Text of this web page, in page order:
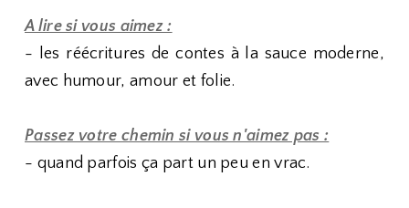
A lire si vous aimez :
- les réécritures de contes à la sauce moderne,
avec humour, amour et folie.
Passez votre chemin si vous n'aimez pas :
- quand parfois ça part un peu en vrac.